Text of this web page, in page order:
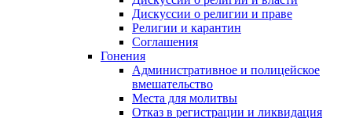
Дискуссии о религии и праве
Религии и карантин
Соглашения
Гонения
Административное и полицейское
вмешательство
Места для молитвы
Отказ в регистрации и ликвидация